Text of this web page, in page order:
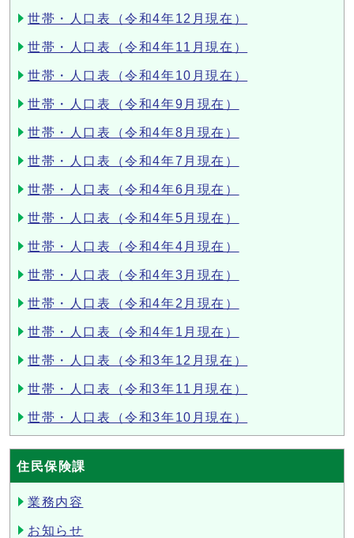
世帯・人口表（令和4年12月現在）
世帯・人口表（令和4年11月現在）
世帯・人口表（令和4年10月現在）
世帯・人口表（令和4年9月現在）
世帯・人口表（令和4年8月現在）
世帯・人口表（令和4年7月現在）
世帯・人口表（令和4年6月現在）
世帯・人口表（令和4年5月現在）
世帯・人口表（令和4年4月現在）
世帯・人口表（令和4年3月現在）
世帯・人口表（令和4年2月現在）
世帯・人口表（令和4年1月現在）
世帯・人口表（令和3年12月現在）
世帯・人口表（令和3年11月現在）
世帯・人口表（令和3年10月現在）
住民保険課
業務内容
お知らせ